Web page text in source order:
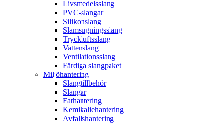
Livsmedelsslang
PVC-slangar
Silikonslang
Slamsugningsslang
Tryckluftsslang
Vattenslang
Ventilationsslang
Färdiga slangpaket
Miljöhantering
Slangtillbehör
Slangar
Fathantering
Kemikaliehantering
Avfallshantering